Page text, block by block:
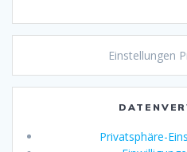
Einstellungen
Privatsphäre-